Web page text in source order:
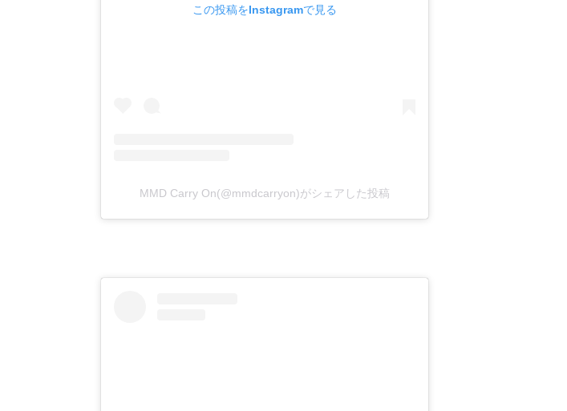
この投稿をInstagramで見る
MMD Carry On(@mmdcarryon)がシェアした投稿